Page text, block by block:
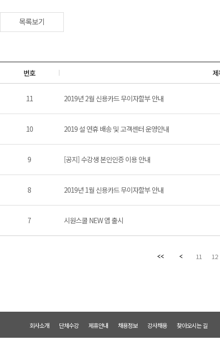
목록보기
번호
11 2019년 2월 신용카드 무이자할부 안내
10 2019 설 연휴 배송 및 고객센터 운영안내
9 [공지] 수강생 본인인증 이용 안내
8 2019년 1월 신용카드 무이자할부 안내
7 시원스쿨 NEW 앱 출시
11 12
회사소개 단체수강 제휴안내 채용정보 강사채용 찾아오시는 길